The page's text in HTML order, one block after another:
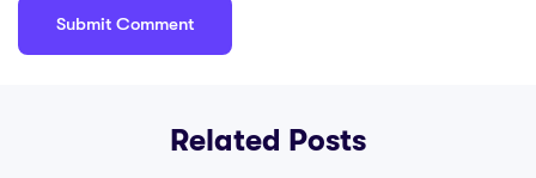
Related Posts